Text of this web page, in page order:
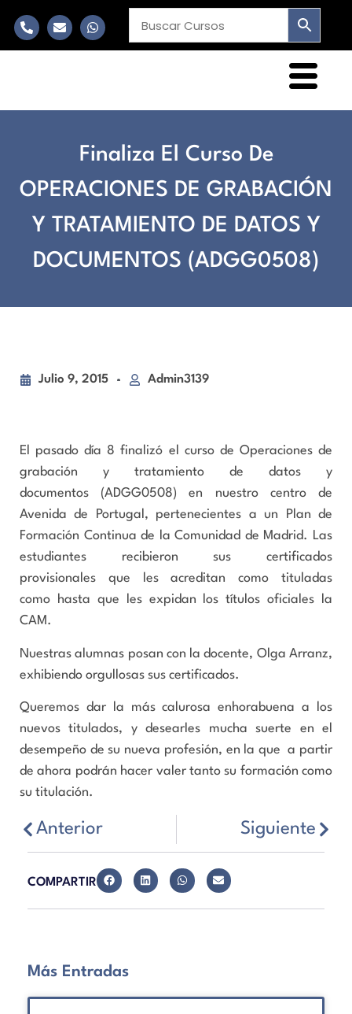
Finaliza El Curso De
OPERACIONES DE GRABACIÓN
Y TRATAMIENTO DE DATOS Y
DOCUMENTOS (ADGG0508)
Julio 9, 2015 Admin3139
El pasado día 8 finalizó el curso de Operaciones de
grabación y tratamiento de datos y
documentos (ADGG0508) en nuestro centro de
Avenida de Portugal, pertenecientes a un Plan de
Formación Continua de la Comunidad de Madrid. Las
estudiantes recibieron sus certificados
provisionales que les acreditan como tituladas
como hasta que les expidan los títulos oficiales la
CAM.
Nuestras alumnas posan con la docente, Olga Arranz,
exhibiendo orgullosas sus certificados.
Queremos dar la más calurosa enhorabuena a los
nuevos titulados, y desearles mucha suerte en el
desempeño de su nueva profesión, en la que a partir
de ahora podrán hacer valer tanto su formación como
su titulación.
Anterior Siguiente
COMPARTIR
Más Entradas